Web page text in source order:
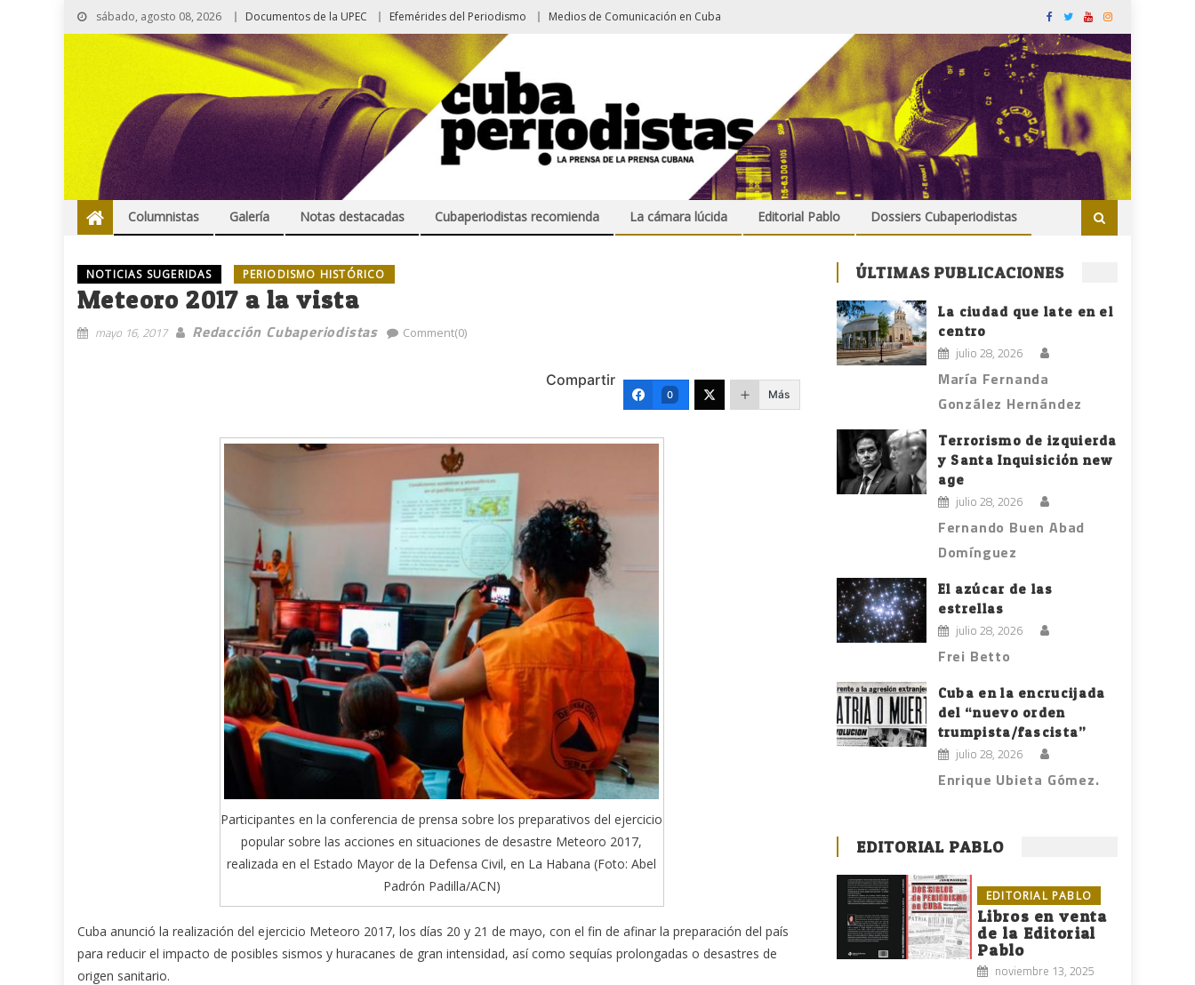
sábado, agosto 08, 2026 Documentos de la UPEC Efemérides del Periodismo Medios de Comunicación en Cuba
Columnistas Galería Notas destacadas Cubaperiodistas recomienda La cámara lúcida Editorial Pablo Dossiers Cubaperiodistas
NOTICIAS SUGERIDAS PERIODISMO HISTÓRICO
Meteoro 2017 a la vista
mayo 16, 2017 Redacción Cubaperiodistas Comment(0)
Compartir
0 Más
Participantes en la conferencia de prensa sobre los preparativos del ejercicio
popular sobre las acciones en situaciones de desastre Meteoro 2017,
realizada en el Estado Mayor de la Defensa Civil, en La Habana (Foto: Abel
Padrón Padilla/ACN)
Cuba anunció la realización del ejercicio Meteoro 2017, los días 20 y 21 de mayo, con el fin de afinar la preparación del país
para reducir el impacto de posibles sismos y huracanes de gran intensidad, así como sequías prolongadas o desastres de
origen sanitario.
ÚLTIMAS PUBLICACIONES
La ciudad que late en el
centro
julio 28, 2026
María Fernanda
González Hernández
Terrorismo de izquierda
y Santa Inquisición new
age
julio 28, 2026
Fernando Buen Abad
Domínguez
El azúcar de las
estrellas
julio 28, 2026
Frei Betto
Cuba en la encrucijada
del “nuevo orden
trumpista/fascista”
julio 28, 2026
Enrique Ubieta Gómez.
EDITORIAL PABLO
EDITORIAL PABLO
Libros en venta
de la Editorial
Pablo
noviembre 13, 2025